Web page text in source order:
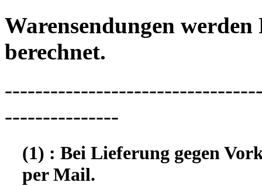
Warensendungen
berechnet.
---------------
(1) : Bei Lieferung gegen
per Mail.